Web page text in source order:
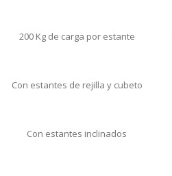
200 Kg de carga por estante
Con estantes de rejilla y cubeto
Con estantes inclinados